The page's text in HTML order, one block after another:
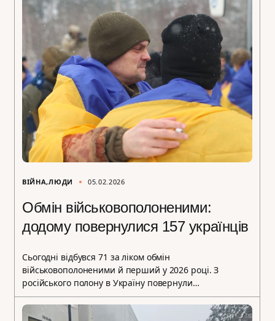
ВІЙНА ЛЮДИ 05.02.2026
Обмін військовополоненими:
додому повернулися 157 українців
Сьогодні відбувся 71 за ліком обмін
військовополоненими й перший у 2026 році. З
російського полону в Україну повернули…